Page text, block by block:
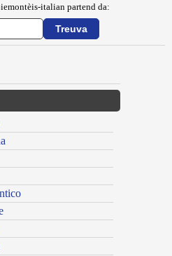
italian partend da: